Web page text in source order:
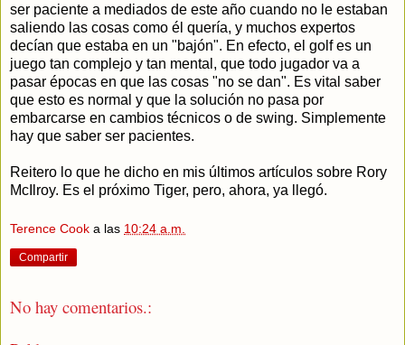
ser paciente a mediados de este año cuando no le estaban
saliendo las cosas como él quería, y muchos expertos
decían que estaba en un "bajón". En efecto, el golf es un
juego tan complejo y tan mental, que todo jugador va a
pasar épocas en que las cosas "no se dan". Es vital saber
que esto es normal y que la solución no pasa por
embarcarse en cambios técnicos o de swing. Simplemente
hay que saber ser pacientes.
Reitero lo que he dicho en mis últimos artículos sobre Rory
McIlroy. Es el próximo Tiger, pero, ahora, ya llegó.
Terence Cook a las 10:24 a.m.
Compartir
No hay comentarios.: